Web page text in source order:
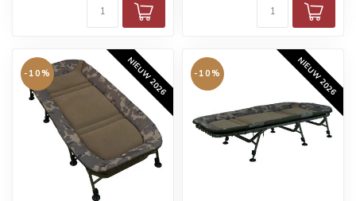
NIEUW 2026
-10% NIEUW 2026
-10%